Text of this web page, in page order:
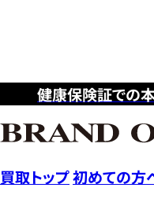
健康保険証での
買取トップ初めての方